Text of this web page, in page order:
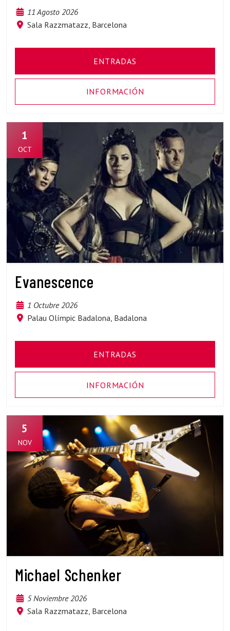
11 Agosto 2026
Sala Razzmatazz, Barcelona
ENTRADAS
INFORMACIÓN
1
OCT
Evanescence
1 Octubre 2026
Palau Olímpic Badalona, Badalona
ENTRADAS
INFORMACIÓN
5
NOV
Michael Schenker
5 Noviembre 2026
Sala Razzmatazz, Barcelona